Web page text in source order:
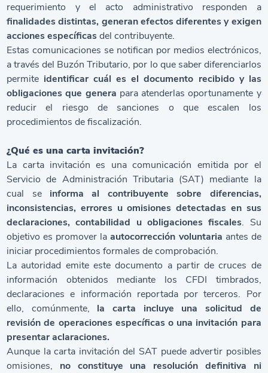
requerimiento y el acto administrativo responden a
finalidades distintas, generan efectos diferentes y exigen
acciones específicasdel contribuyente.
Estas comunicaciones se notifican por medios electrónicos,
a través del Buzón Tributario, por lo que saber diferenciarlos
permite identificar cuál es el documento recibido y las
obligaciones que genera para atenderlas oportunamente y
reducir el riesgo de sanciones o que escalen los
procedimientos de fiscalización.
¿Qué es una carta invitación?
La carta invitación es una comunicación emitida por el
Servicio de Administración Tributaria (SAT) mediante la
cual seinforma al contribuyente sobre diferencias,
inconsistencias, errores u omisiones detectadas en sus
declaraciones, contabilidad u obligaciones fiscales. Su
objetivo es promover laautocorrección voluntaria antes de
iniciar procedimientos formales de comprobación.
La autoridad emite este documento a partir de cruces de
información obtenidos mediante los CFDI timbrados,
declaraciones e información reportada por terceros. Por
ello, comúnmente, la carta incluye una solicitud de
revisión de operaciones específicas o una invitación para
presentar aclaraciones.
Aunque la carta invitación del SAT puede advertir posibles
omisiones, no constituye una resolución definitiva ni